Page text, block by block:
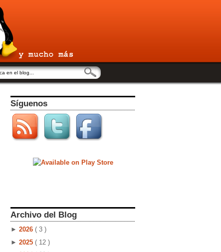
Síguenos
Archivo del Blog
► 2026 ( 3 )
► 2025 ( 12 )